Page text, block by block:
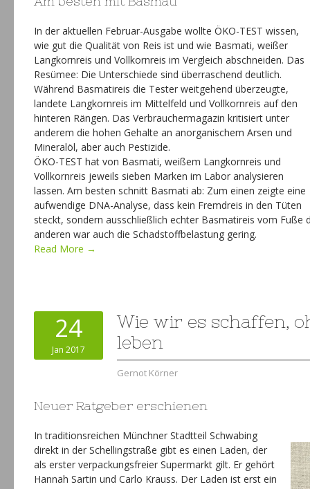
In der aktuellen Februar-Ausgabe wollte ÖKO-TEST wissen,
wie gut die Qualität von Reis ist und wie Basmati, weißer
Langkornreis und Vollkornreis im Vergleich abschneiden. Das
Resümee: Die Unterschiede sind überraschend deutlich.
Während Basmatireis die Tester weitgehend überzeugte,
landete Langkornreis im Mittelfeld und Vollkornreis auf den
hinteren Rängen. Das Verbrauchermagazin kritisiert unter
anderem die hohen Gehalte an anorganischem Arsen und
Mineralöl, aber auch Pestizide.
ÖKO-TEST hat von Basmati, weißem Langkornreis und
Vollkornreis jeweils sieben Marken im Labor analysieren
lassen. Am besten schnitt Basmati ab: Zum einen zeigte eine
aufwendige DNA-Analyse, dass kein Fremdreis in den Tüten
steckt, sondern ausschließlich echter Basmatireis vom Fuße
anderen war auch die Schadstoffbelastung gering.
Read More →
24
Jan 2017
Wie wir es schaffen,
leben
Gernot Körner
Neuer Ratgeber erschienen
In traditionsreichen Münchner Stadtteil Schwabing
direkt in der Schellingstraße gibt es einen Laden, der
als erster verpackungsfreier Supermarkt gilt. Er gehört
Hannah Sartin und Carlo Krauss. Der Laden ist erst ein